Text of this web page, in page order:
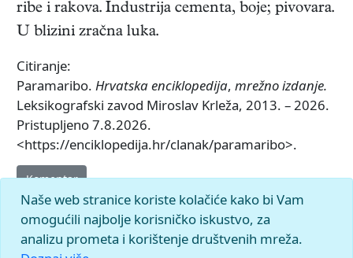
ribe i rakova. Industrija cementa, boje; pivovara.
U blizini zračna luka.
Citiranje:
Paramaribo. Hrvatska enciklopedija, mrežno izdanje.
Leksikografski zavod Miroslav Krleža, 2013. – 2026.
Pristupljeno 7.8.2026.
<https://enciklopedija.hr/clanak/paramaribo>.
Komentar
Naše web stranice koriste kolačiće kako bi Vam
omogućili najbolje korisničko iskustvo, za
analizu prometa i korištenje društvenih mreža.